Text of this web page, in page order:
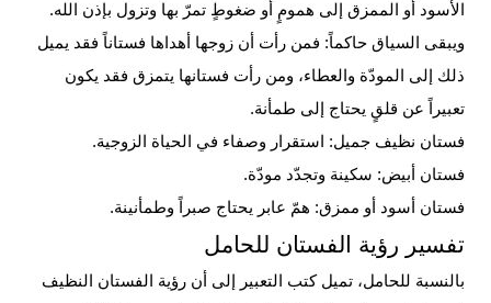
الأسود أو الممزق إلى همومٍ أو ضغوطٍ تمرّ بها وتزول بإذن الله.
ويبقى السياق حاكماً: فمن رأت أن زوجها أهداها فستاناً فقد يميل
ذلك إلى المودّة والعطاء، ومن رأت فستانها يتمزق فقد يكون
تعبيراً عن قلقٍ يحتاج إلى طمأنة.
فستان نظيف جميل: استقرار وصفاء في الحياة الزوجية.
فستان أبيض: سكينة وتجدّد مودّة.
فستان أسود أو ممزق: همّ عابر يحتاج صبراً وطمأنينة.
تفسير رؤية الفستان للحامل
بالنسبة للحامل، تميل كتب التعبير إلى أن رؤية الفستان النظيف